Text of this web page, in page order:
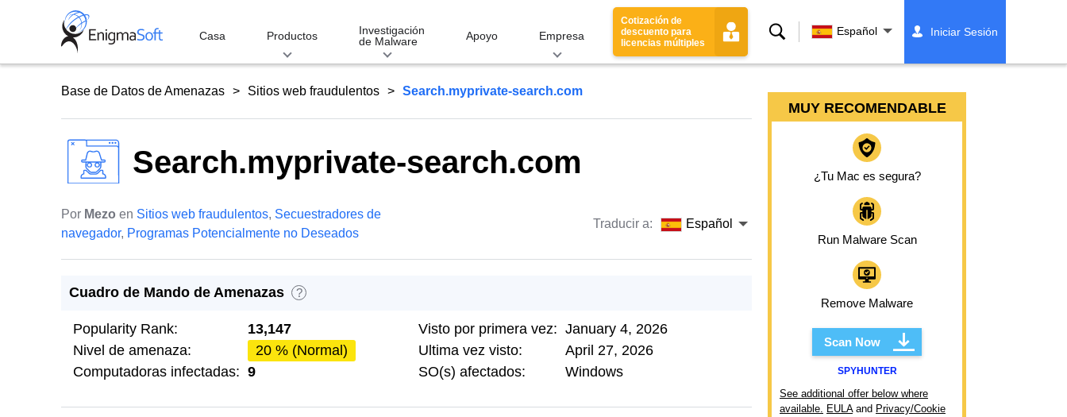
Casa Productos
Investigación
de Malware
Apoyo Empresa
Cotización de
descuento para
licencias múltiples
Buscar Español Iniciar Sesión
Base de Datos de Amenazas Sitios web fraudulentos Search.myprivate-search.com
Search.myprivate-search.com
Por Mezo en Sitios web fraudulentos, Secuestradores de
navegador, Programas Potencialmente no Deseados
Traducir a: Español
Cuadro de Mando de Amenazas ?
Popularity Rank:
13,147
Nivel de amenaza:
20 % (Normal)
Computadoras infectadas: 9
Visto por primera vez: January 4, 2026
Ultima vez visto:
April 27, 2026
SO(s) afectados:
Windows
MUY RECOMENDABLE
¿Tu Mac es segura?
Run Malware Scan
Remove Malware
Scan Now
SPYHUNTER
See additional offer below where
available. EULAand Privacy/Cookie